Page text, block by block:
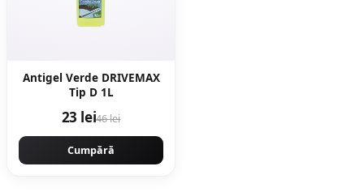
Antigel Verde DRIVEMAX
Tip D 1L
23 lei46 lei
Cumpără